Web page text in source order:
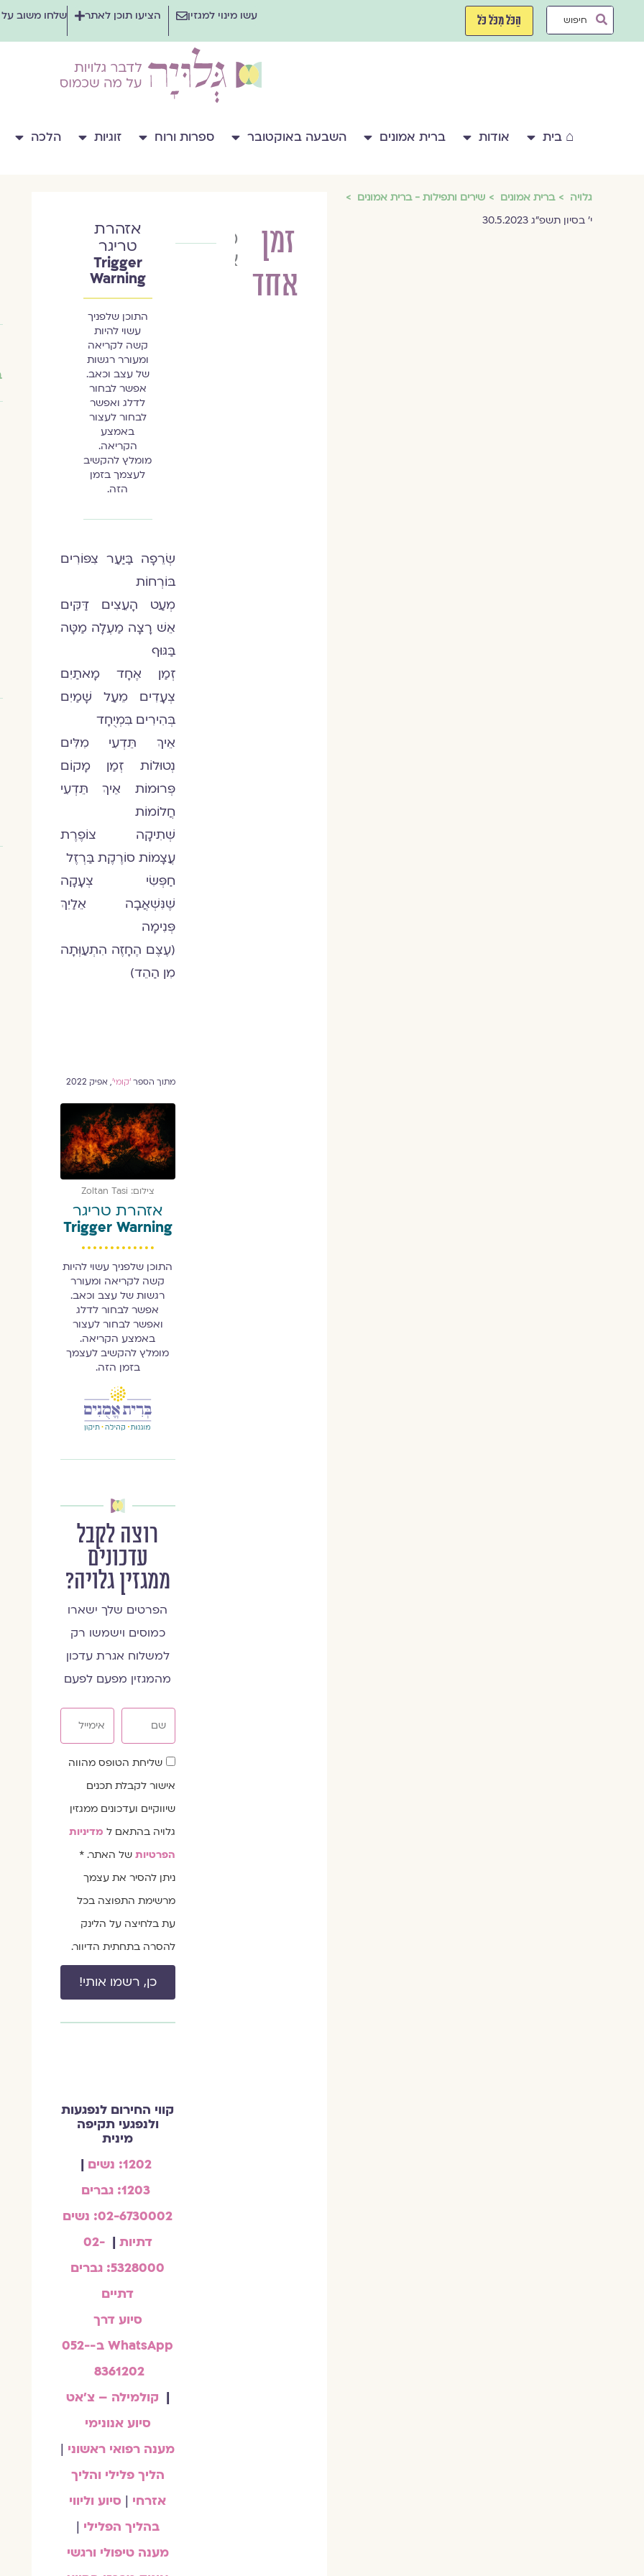
Search
הַכֹּל מִכֹּל כֹּל עשו מינוי למגזין הציעו תוכן לאתר שלחו משוב
⌂ בית אודות ברית אמונים השבעה באוקטובר ספרות ורוח זוגיות הלכה
גלויה ברית אמונים
שירים ותפילות - ברית אמונים
י׳ בסיון תשפ״ג 30.5.2023
זמן
אחד
מוריה
אשכנזי
אזהרת
טריגר
Trigger
Warning
התוכן שלפניך
עשוי להיות
קשה לקריאה
ומעורר רגשות
של עצב וכאב.
אפשר לבחור
לדלג ואפשר
לבחור לעצור
באמצע
הקריאה.
מומלץ להקשיב
לעצמך בזמן
הזה.
שְׂרֵפָה בַּיַּעַר צִפּוֹרִים
בּוֹרְחוֹת
מְעַט הָעֵצִים דַּקִּים
אֵשׁ רָצָה מַעְלָה מַטָּה
בַּגּוּף
זְמַן אֶחָד מָאתַיִם
צְעָדִים מֵעַל שָׁמַיִם
בְּהִירִים בִּמְיֻחָד
אֵיךְ תֵּדְעִי מִלִּים
נְטוּלוֹת זְמַן מָקוֹם
פְּרוּמוֹת אֵיךְ תֵּדְעִי
חֲלוֹמוֹת
שְׁתִיקָה צוֹפֶרֶת
עֲצָמוֹת סוֹרֶקֶת בַּרְזֶל
חַפְּשִׂי צְעָקָה
שֶׁנִּשְׁאֲבָה אֵלַיִךְ
פְּנִימָה
(עֶצֶם הֶחָזֶה הִתְעַוְּתָה
מִן הַהֵד)
מתוך הספר'קומי', אפיק 2022
צילום: Zoltan Tasi
אזהרת טריגר
Trigger Warning
התוכן שלפניך עשוי להיות
קשה לקריאה ומעורר
רגשות של עצב וכאב.
אפשר לבחור לדלג
ואפשר לבחור לעצור
באמצע הקריאה.
מומלץ להקשיב לעצמך
בזמן הזה.
רוצה לקבל
עדכונים
ממגזין גלויה?
הפרטים שלך ישארו
כמוסים וישמשו רק
למשלוח אגרת עדכון
מהמגזין מפעם לפעם
שדהשליחת הטופס מהווה
אישור לקבלת תכנים
שיווקיים ועדכונים ממגזין
גלויה בהתאם ל מדיניות
הפרטיות של האתר. *
ניתן להסיר את עצמך
מרשימת התפוצה בכל
עת בלחיצה על הלינק
להסרה בתחתית הדיוור.
כן, רשמו אותי!
קווי החירום לנפגעות
ולנפגעי תקיפה
מינית
1202: נשים
|
02-6730002: נשים
דתיות |
02-
5328000: גברים
דתיים
סיוע דרך
WhatsApp ב-052-
8361202
| קולמילה – צ'אט
סיוע אנונימי
מענה רפואי ראשוני |
הליך פלילי והליך
אזרחי | סיוע וליווי
בהליך הפלילי |
מענה טיפולי ורגשי